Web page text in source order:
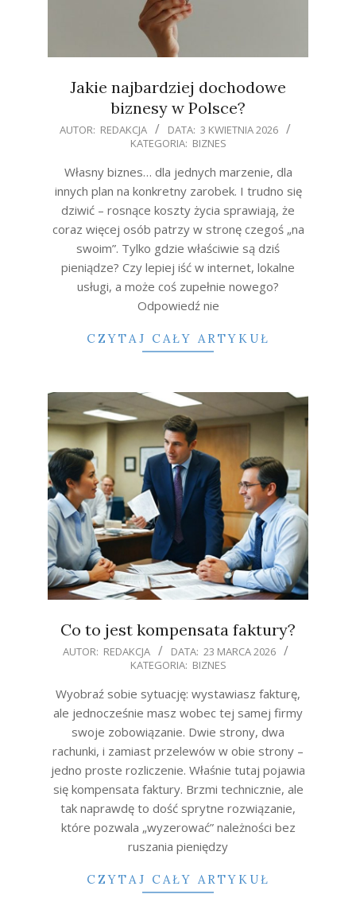
Jakie najbardziej dochodowe
biznesy w Polsce?
2026-
AUTOR: REDAKCJA DATA: 3 KWIETNIA 2026
KATEGORIA: BIZNES
Własny biznes… dla jednych marzenie, dla
innych plan na konkretny zarobek. I trudno się
dziwić – rosnące koszty życia sprawiają, że
coraz więcej osób patrzy w stronę czegoś „na
swoim”. Tylko gdzie właściwie są dziś
pieniądze? Czy lepiej iść w internet, lokalne
usługi, a może coś zupełnie nowego?
Odpowiedź nie
CZYTAJ CAŁY ARTYKUŁ
Co to jest kompensata faktury?
2026-
23
AUTOR: REDAKCJA DATA: 23 MARCA 2026
KATEGORIA: BIZNES
Wyobraź sobie sytuację: wystawiasz fakturę,
ale jednocześnie masz wobec tej samej firmy
swoje zobowiązanie. Dwie strony, dwa
rachunki, i zamiast przelewów w obie strony –
jedno proste rozliczenie. Właśnie tutaj pojawia
się kompensata faktury. Brzmi technicznie, ale
tak naprawdę to dość sprytne rozwiązanie,
które pozwala „wyzerować” należności bez
ruszania pieniędzy
CZYTAJ CAŁY ARTYKUŁ